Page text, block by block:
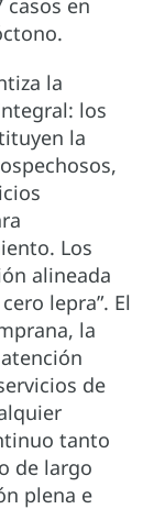
casos en
la
los
la
Los
alineada
lepra”. El
la
de
tanto
de largo
plena e